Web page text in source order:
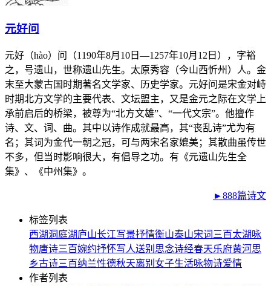
元好问
元好（hào）问（1190年8月10日—1257年10月12日），字裕
之，号遗山，世称遗山先生。太原秀容（今山西忻州）人。金
末至大蒙古国时期著名文学家、历史学家。元好问是宋金对峙
时期北方文学的主要代表、文坛盟主，又是金元之际在文学上
承前启后的桥梁，被尊为“北方文雄”、“一代文宗”。他擅作
诗、文、词、曲。其中以诗作成就最高，其“丧乱诗”尤为有
名；其词为金代一朝之冠，可与两宋名家媲美；其散曲虽传世
不多，但当时影响很大，有倡导之功。有《元遗山先生全
集》、《中州集》。
►888篇诗文
标签列表
西湖洞庭湖庐山长江写景抒情衡山泰山宋词三百太湖 咏
物唐诗三百婉约抒怀写人送别 思念诗经春天乐府黄河思
乡古诗三百纳兰性德秋天离别 女子生活咏物诗爱情
作者列表